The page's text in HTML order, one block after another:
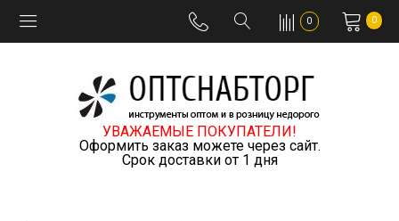
0 0
УВАЖАЕМЫЕ ПОКУПАТЕЛИ!
Оформить заказ можете через сайт.
Срок доставки от 1 дня